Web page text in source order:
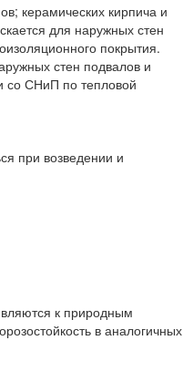
керамических кирпича и
для наружных стен
покрытия.
стен подвалов и
со СНиП по тепловой
при возведении и
к природным
в аналогичных